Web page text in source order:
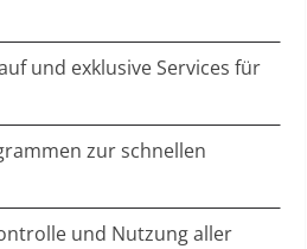
und exklusive Services für
zur schnellen
und Nutzung aller